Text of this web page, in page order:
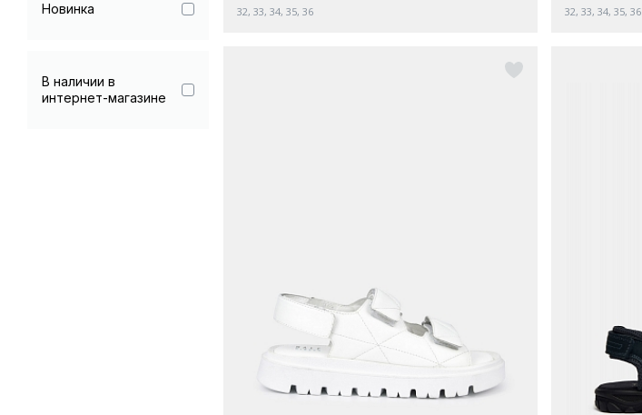
Новинка
В наличии в
интернет-магазине
32, 33, 34, 35, 36 32, 33, 34, 35, 36